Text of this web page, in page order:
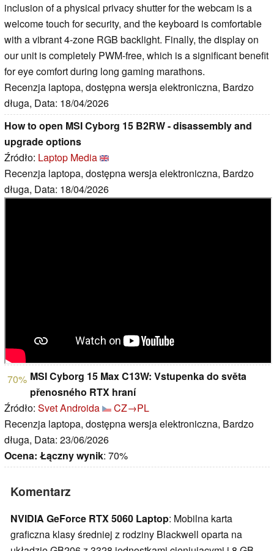
inclusion of a physical privacy shutter for the webcam is a
welcome touch for security, and the keyboard is comfortable
with a vibrant 4-zone RGB backlight. Finally, the display on
our unit is completely PWM-free, which is a significant benefit
for eye comfort during long gaming marathons.
Recenzja laptopa, dostępna wersja elektroniczna, Bardzo
długa, Data: 18/04/2026
How to open MSI Cyborg 15 B2RW - disassembly and
upgrade options
Źródło: Laptop Media
Recenzja laptopa, dostępna wersja elektroniczna, Bardzo
długa, Data: 18/04/2026
70% MSI Cyborg 15 Max C13W: Vstupenka do světa
přenosného RTX hraní
Źródło: Svet Androida
CZ→PL
Recenzja laptopa, dostępna wersja elektroniczna, Bardzo
długa, Data: 23/06/2026
Ocena: Łączny wynik: 70%
Komentarz
NVIDIA GeForce RTX 5060 Laptop: Mobilna karta
graficzna klasy średniej z rodziny Blackwell oparta na